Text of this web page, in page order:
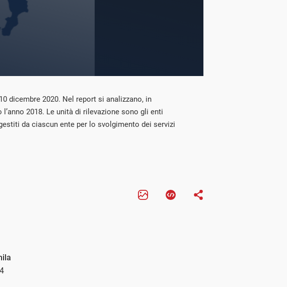
dicembre 2020. Nel report si analizzano, in
2018. Le unità di rilevazione sono gli enti
da ciascun ente per lo svolgimento dei servizi